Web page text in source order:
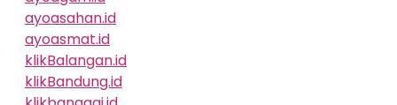
ayoasahan.id
ayoasmat.id
klikBalangan.id
klikBandung.id